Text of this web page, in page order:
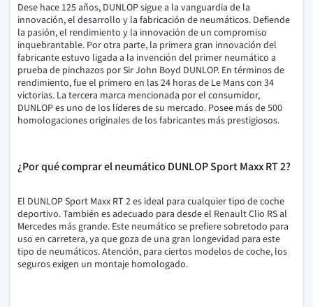
Dese hace 125 años, DUNLOP sigue a la vanguardia de la
innovación, el desarrollo y la fabricación de neumáticos. Defiende
la pasión, el rendimiento y la innovación de un compromiso
inquebrantable. Por otra parte, la primera gran innovación del
fabricante estuvo ligada a la invención del primer neumático a
prueba de pinchazos por Sir John Boyd DUNLOP. En términos de
rendimiento, fue el primero en las 24 horas de Le Mans con 34
victorias. La tercera marca mencionada por el consumidor,
DUNLOP es uno de los líderes de su mercado. Posee más de 500
homologaciones originales de los fabricantes más prestigiosos.
¿Por qué comprar el neumático DUNLOP Sport Maxx RT 2?
El DUNLOP Sport Maxx RT 2 es ideal para cualquier tipo de coche
deportivo.También es adecuado para desde el Renault Clio RS al
Mercedes más grande. Este neumático se prefiere sobretodo para
uso en carretera, ya que goza de una gran longevidad para este
tipo de neumáticos.Atención, para ciertos modelos de coche, los
seguros exigen un montaje homologado.